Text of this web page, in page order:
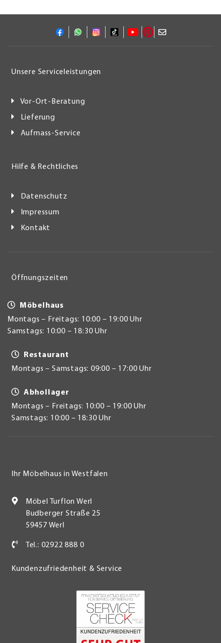
Unsere Serviceleistungen
Vor-Ort-Beratung
Lieferung
Aufmass-Service
Hilfe & Rechtliches
Datenschutz
Impressum
Kontakt
Öffnungszeiten
Möbelhaus
Montags – Freitags: 10:00 – 19:00 Uhr
Samstags: 10:00 – 18:30 Uhr
Restaurant
Montags – Samstags: 09:00 – 17:00 Uhr
Abhollager
Montags – Freitags: 10:00 – 19:00 Uhr
Samstags: 10:00 – 18:30 Uhr
Ihr Möbelhaus in Westfalen
Möbel Turflon Werl
Budberger Straße 25
59457 Werl
Tel.: 02922 888 0
Kundenzufriedenheit & Service